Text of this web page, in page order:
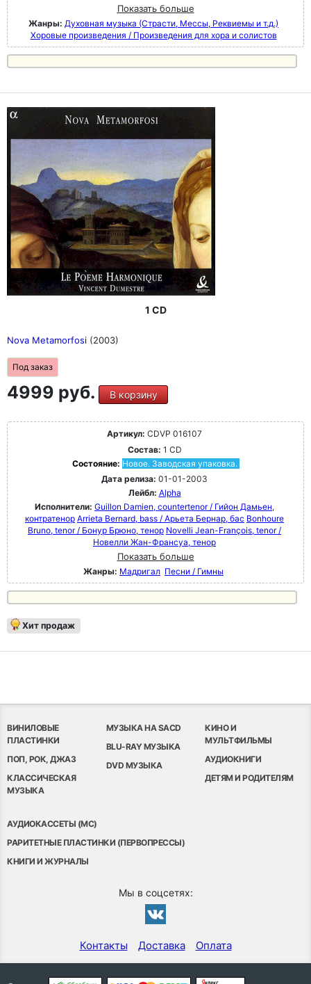
Показать больше
Жанры: Духовная музыка (Страсти, Мессы, Реквиемы и т.д.)
Хоровые произведения / Произведения для хора и солистов
1 CD
Nova Metamorfosi (2003)
Под заказ
4999 руб. В корзину
Артикул: CDVP 016107
Состав: 1 CD
Состояние: Новое. Заводская упаковка.
Дата релиза: 01-01-2003
Лейбл: Alpha
Исполнители: Guillon Damien, countertenor / Гийон Дамьен,
контратенор Arrieta Bernard, bass / Арьета Бернар, бас Bonhoure
Bruno, tenor / Бонур Брюно, тенор Novelli Jean-François, tenor /
Новелли Жан-Франсуа, тенор
Показать больше
Жанры: Мадригал Песни / Гимны
Хит продаж
ВИНИЛОВЫЕ
ПЛАСТИНКИ
ПОП, РОК, ДЖАЗ
КЛАССИЧЕСКАЯ
МУЗЫКА
МУЗЫКА НА SACD
BLU-RAY МУЗЫКА
DVD МУЗЫКА
КИНО И
МУЛЬТФИЛЬМЫ
АУДИОКНИГИ
ДЕТЯМ И РОДИТЕЛЯМ
АУДИОКАССЕТЫ (MC)
РАРИТЕТНЫЕ ПЛАСТИНКИ (ПЕРВОПРЕССЫ)
КНИГИ И ЖУРНАЛЫ
Мы в соцсетях:
Контакты Доставка Оплата